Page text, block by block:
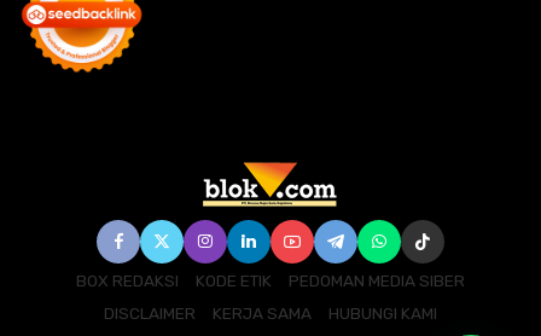
BOX REDAKSI KODE ETIK
PEDOMAN MEDIA SIBER
DISCLAIMER
KERJA SAMA HUBUNGI KAMI